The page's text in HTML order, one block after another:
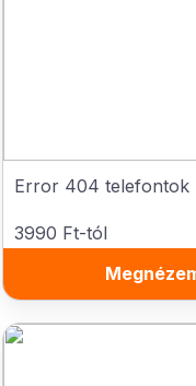
Error 404 telefontok
3990 Ft-tól